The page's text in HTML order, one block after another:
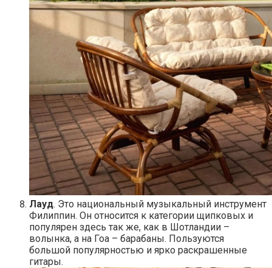
Лауд. Это национальный музыкальный инструмент
Филиппин. Он относится к категории щипковых и
популярен здесь так же, как в Шотландии –
волынка, а на Гоа – барабаны. Пользуются
большой популярностью и ярко раскрашенные
гитары.